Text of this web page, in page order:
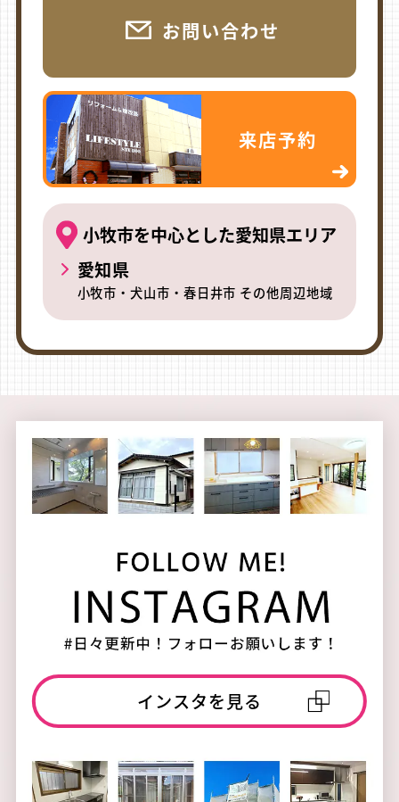
お問い合わせ
来店予約
小牧市を中心とした愛知県エリア
愛知県
小牧市・犬山市・春日井市 その他周辺地域
インスタを見る